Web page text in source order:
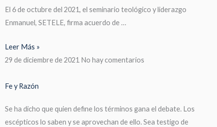
El 6 de octubre del 2021, el seminario teológico y liderazgo
Enmanuel, SETELE, firma acuerdo de …
Leer Más »
29 de diciembre de 2021 No hay comentarios
Fe y Razón
Se ha dicho que quien define los términos gana el debate. Los
escépticos lo saben y se aprovechan de ello. Sea testigo de